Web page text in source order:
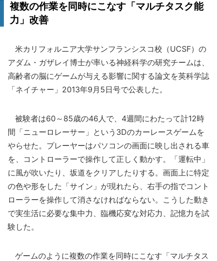
複数の作業を同時にこなす「マルチタスク能
力」改善
米カリフォルニア大学サンフランシスコ校（UCSF）の
アダム・ガザレイ博士が率いる神経科学の研究チームは、
高齢者の脳にゲームが与える影響に関する論文を英科学誌
「ネイチャー」2013年9月5日号で公表した。
被験者は60～85歳の46人で、4週間にわたって計12時
間「ニューロレーサー」という3Dのカーレースゲームを
やらせた。プレーヤーはパソコンの画面に映し出される車
を、コントローラーで操作して正しく動かす。「運転中」
に風が吹いたり、坂道をクリアしたりする。画面上に特定
の色や形をした「サイン」が現れたら、右手の指でコント
ローラーを操作して消さなければならない。こうした動き
で実生活に必要な集中力、臨機応変な対応力、記憶力を試
験した。
ゲームのように複数の作業を同時にこなす「マルチタス